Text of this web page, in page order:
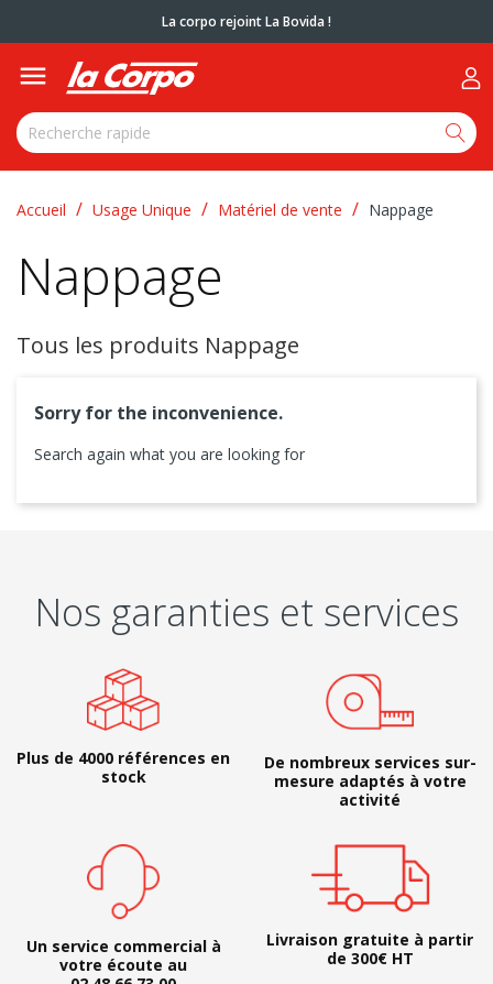
La corpo rejoint La Bovida !

Accueil Usage Unique Matériel de vente Nappage
Nappage
Tous les produits Nappage
Sorry for the inconvenience.
Search again what you are looking for
Nos garanties et services
Plus de 4000 références en
stock
De nombreux services sur-
mesure adaptés à votre
activité
Un service commercial à
votre écoute au
Livraison gratuite à partir
de 300€ HT